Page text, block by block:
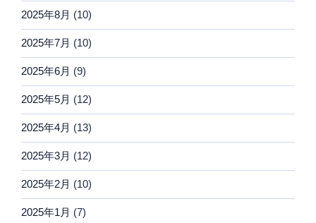
2025年8月 (10)
2025年7月 (10)
2025年6月 (9)
2025年5月 (12)
2025年4月 (13)
2025年3月 (12)
2025年2月 (10)
2025年1月 (7)